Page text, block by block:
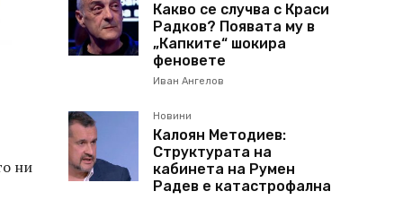
ни
Какво се случва с Краси
Радков? Появата му в
„Капките“ шокира
феновете
Иван Ангелов
Новини
Калоян Методиев:
Структурата на
кабинета на Румен
Радев е катастрофална